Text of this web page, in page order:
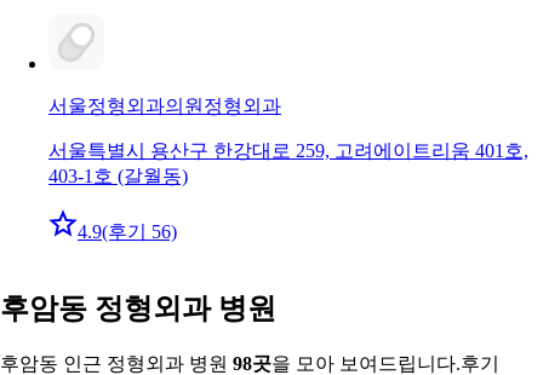
서울정형외과의원 정형외과
서울특별시 용산구 한강대로 259, 고려에이트리움 401호,
403-1호 (갈월동)
4.9(후기 56)
후암동 정형외과 병원
후암동 인근 정형외과 병원 98곳을 모아 보여드립니다.후기